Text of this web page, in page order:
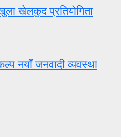
खुला खेलकुद प्रतियोगिता
नयाँ जनवादी व्यवस्था